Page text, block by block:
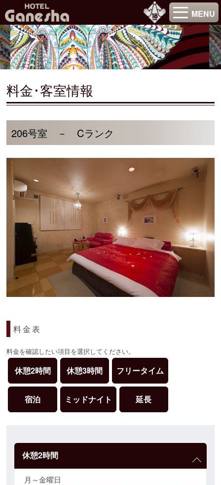
MENU
料金･客室情報
206号室 － Cランク
料金表
料金を確認したい項目を選択してください。
休憩2時間 休憩3時間 フリータイム
宿泊 ミッドナイト 延長
休憩2時間
月～金曜日